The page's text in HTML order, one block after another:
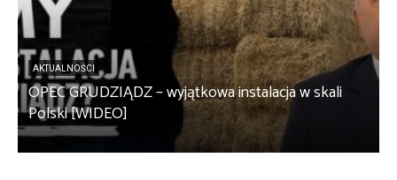
AKTUALNOŚCI
OPEC GRUDZIĄDZ – wyjątkowa instalacja w skali
Polski [WIDEO]